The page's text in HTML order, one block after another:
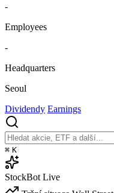
-
Employees
-
Headquarters
Seoul
Dividendy Earnings
⌘ K
StockBot Live